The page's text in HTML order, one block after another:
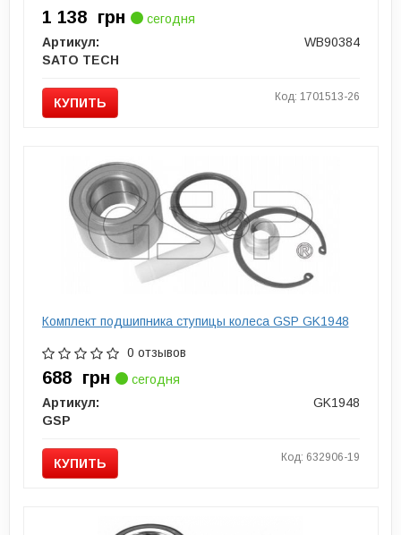
1 138 грн
сегодня
Артикул:
WB90384
SATO TECH
КУПИТЬ Код: 1701513-26
Комплект подшипника ступицы колеса GSP GK1948
0 отзывов
688 грн
сегодня
Артикул:
GK1948
GSP
КУПИТЬ Код: 632906-19